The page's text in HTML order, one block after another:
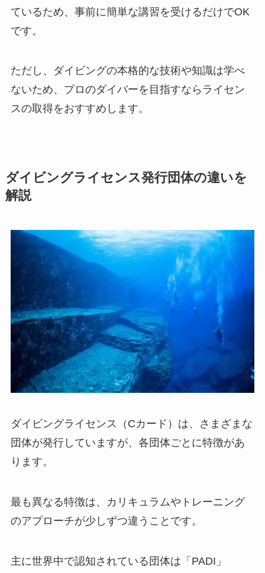
ているため、事前に簡単な講習を受けるだけでOK
です。
ただし、ダイビングの本格的な技術や知識は学べ
ないため、プロのダイバーを目指すならライセン
スの取得をおすすめします。
ダイビングライセンス発行団体の違いを
解説
ダイビングライセンス（Cカード）は、さまざまな
団体が発行していますが、各団体ごとに特徴があ
ります。
最も異なる特徴は、カリキュラムやトレーニング
のアプローチが少しずつ違うことです。
主に世界中で認知されている団体は「PADI」